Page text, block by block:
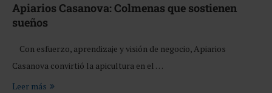
Apiarios Casanova: Colmenas que sostienen
sueños
Con esfuerzo, aprendizaje y visión de negocio, Apiarios
Casanova convirtió la apicultura en el …
Leer más